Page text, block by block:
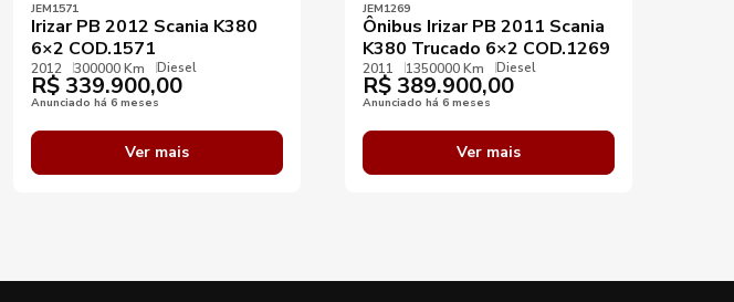
JEM1571
Irizar PB 2012 Scania K380
6×2 COD.1571
2012 300000 Km Diesel
R$ 339.900,00
Anunciado há 6 meses
Ver mais
JEM1269
Ônibus Irizar PB 2011 Scania
K380 Trucado 6×2 COD.1269
2011 1350000 Km Diesel
R$ 389.900,00
Anunciado há 6 meses
Ver mais